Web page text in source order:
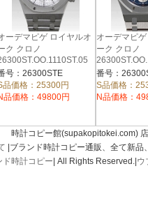
ーデマピゲ ロイヤルオ
ク クロノ
号：26300STE
品価格：25300円
品価格：49800円
オーデマピ
ーク クロノ
番号：
S品価格：
N品価格：
時計コピー館(supakopitokei.com)
|ブランド時計コピー通販、全て新
ド時計コピー | All Rights Reserved.| ウ